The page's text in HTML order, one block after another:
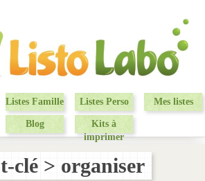
Listes Famille Listes Perso Mes listes
Blog
Kits à
imprimer
clé > organiser